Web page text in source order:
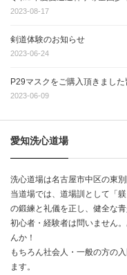
2023-08-17
剣道体験のお知らせ
2023-06-24
P29マスクをご購入頂きました
2023-06-09
愛知洗心道場
洗心道場は名古屋市中区の東
当道場では、道場訓として「
の鍛練と礼儀を正し、健全な
初心者・経験者は問いません
んか！
もちろん社会人・一般の方の
ます。